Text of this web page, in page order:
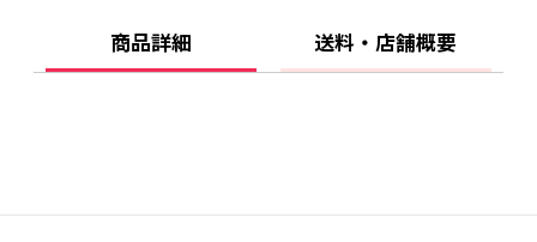
商品詳細 送料・店舗概要